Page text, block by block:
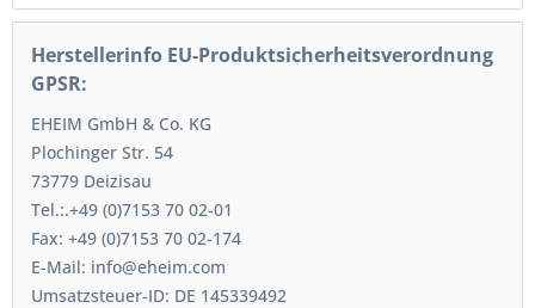
Herstellerinfo EU-Produktsicherheitsverordnung
GPSR:
EHEIM GmbH & Co. KG
Plochinger Str. 54
73779 Deizisau
Tel.:.+49 (0)7153 70 02-01
Fax: +49 (0)7153 70 02-174
E-Mail: info@eheim.com
Umsatzsteuer-ID: DE 145339492